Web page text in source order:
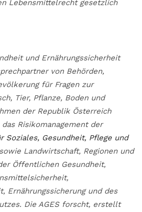
Lebensmittelrecht gesetzlich
und Ernährungssicherheit
von Behörden,
für Fragen zur
Tier, Pflanze, Boden und
der Republik Österreich
Risikomanagement der
Soziales, Gesundheit, Pflege und
sowie Landwirtschaft, Regionen und
Öffentlichen Gesundheit,
Ernährungssicherung und des
Die AGES forscht, erstellt